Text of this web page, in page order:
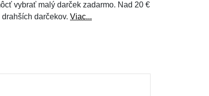
vybrať malý darček zadarmo. Nad 20 €
darčekov. Viac...